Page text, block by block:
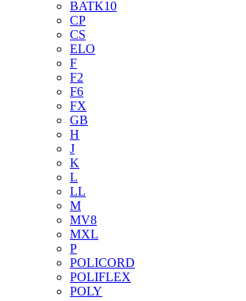
BATK10
CP
CS
ELO
F
F2
F6
FX
GB
H
J
K
L
LL
M
MV8
MXL
P
POLICORD
POLIFLEX
POLY